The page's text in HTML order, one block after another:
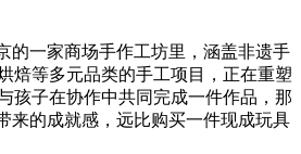
一家商场手作工坊里，涵盖非遗手
焙等多元品类的手工项目，正在重塑
孩子在协作中共同完成一件作品，那
的成就感，远比购买一件现成玩具